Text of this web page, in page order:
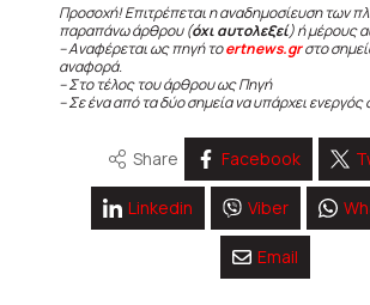
Προσοχή! Επιτρέπεται η αναδημοσίευση των
παραπάνω άρθρου (όχι αυτολεξεί) ή μέρους
– Αναφέρεται ως πηγή τοertnews.grστο
αναφορά.
– Στο τέλος του άρθρου ως Πηγή
– Σε ένα από τα δύο σημεία να υπάρχει
Share Facebook
Linkedin Viber
Email